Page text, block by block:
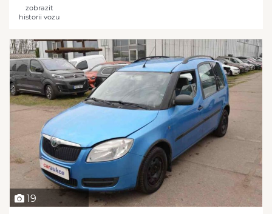
zobrazit
historii vozu
19